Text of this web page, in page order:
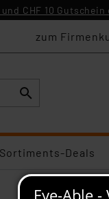
CHF 10 Gutschein
zum
Sortiments-Deals